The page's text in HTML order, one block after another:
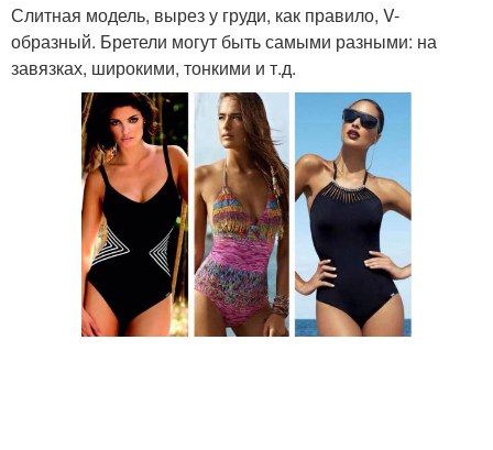
Слитная модель, вырез у груди, как правило, V-
образный. Бретели могут быть самыми разными: на
завязках, широкими, тонкими и т.д.